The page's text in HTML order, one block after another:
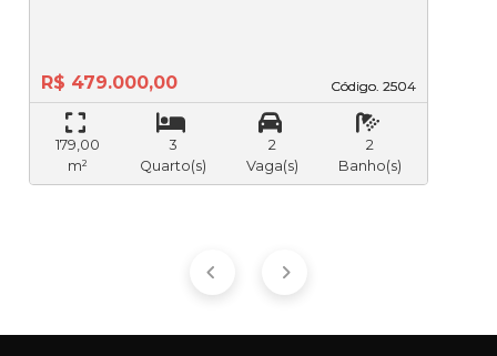
Código. 2504
Código. 2504
R$ 479.000,00
179,00
m²
3
Quarto(s)
2
Vaga(s)
2
Banho(s)